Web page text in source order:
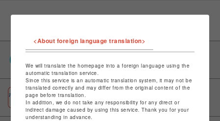
全国のPARCOやONLINE PARCOで貯まる＆使える
ポケパル払い
初回登録＆お買物で最大1,500円分のPARCOポイント進呈
<About foreign language translation>
We will translate the homepage into a foreign language using the
automatic translation service.
Since this service is an automatic translation system, it may not be
translated correctly and may differ from the original content of the
page before translation.
In addition, we do not take any responsibility for any direct or
indirect damage caused by using this service. Thank you for your
understanding in advance.